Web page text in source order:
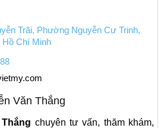
Trãi, Phường Nguyễn Cư Trinh,
Hồ Chí Minh
Văn Thắng
chuyên tư vấn, thăm khám,